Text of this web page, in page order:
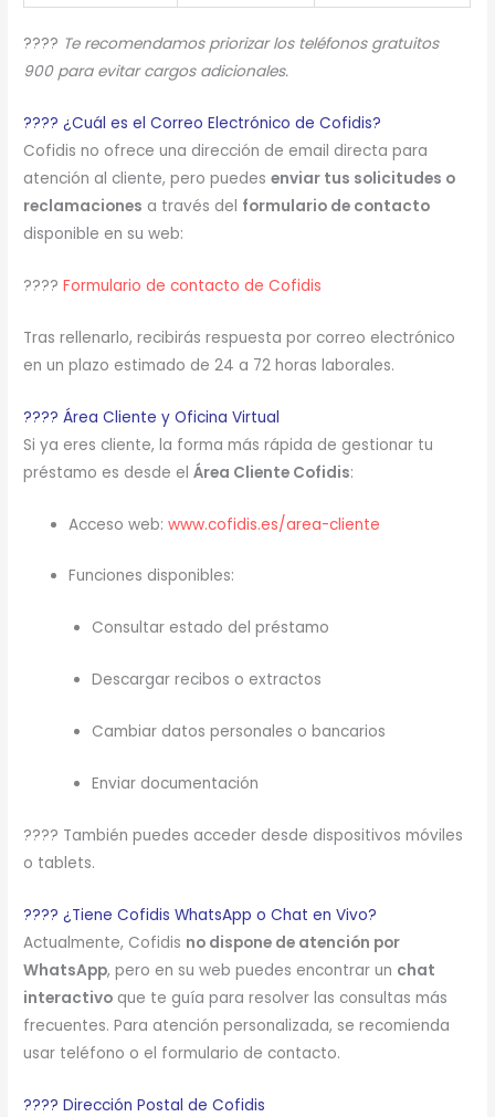
???? Te recomendamos priorizar los teléfonos gratuitos
900 para evitar cargos adicionales.
???? ¿Cuál es el Correo Electrónico de Cofidis?
Cofidis no ofrece una dirección de email directa para
atención al cliente, pero puedesenviar tus solicitudes o
reclamaciones a través del formulario de contacto
disponible en su web:
????Formulario de contacto de Cofidis
Tras rellenarlo, recibirás respuesta por correo electrónico
en un plazo estimado de 24 a 72 horas laborales.
???? Área Cliente y Oficina Virtual
Si ya eres cliente, la forma más rápida de gestionar tu
préstamo es desde elÁrea Cliente Cofidis:
Acceso web:www.cofidis.es/area-cliente
Funciones disponibles:
Consultar estado del préstamo
Descargar recibos o extractos
Cambiar datos personales o bancarios
Enviar documentación
???? También puedes acceder desde dispositivos móviles
o tablets.
???? ¿Tiene Cofidis WhatsApp o Chat en Vivo?
Actualmente, Cofidis no dispone de atención por
WhatsApp, pero en su web puedes encontrar un chat
interactivo que te guía para resolver las consultas más
frecuentes. Para atención personalizada, se recomienda
usar teléfono o el formulario de contacto.
???? Dirección Postal de Cofidis